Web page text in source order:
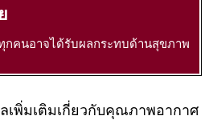
กคนอาจได้รับผลกระทบด้านสุขภาพ
เพิ่มเติมเกี่ยวกับคุณภาพอากาศ